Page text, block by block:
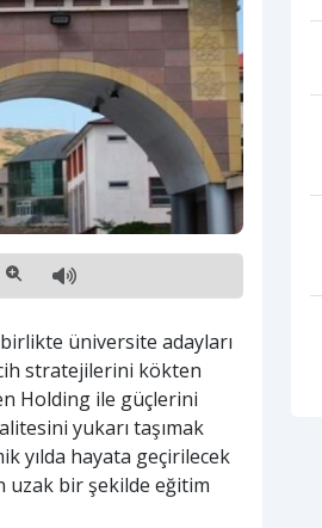
birlikte üniversite adayları
stratejilerini kökten
Holding ile güçlerini
yukarı taşımak
yılda hayata geçirilecek
uzak bir şekilde eğitim